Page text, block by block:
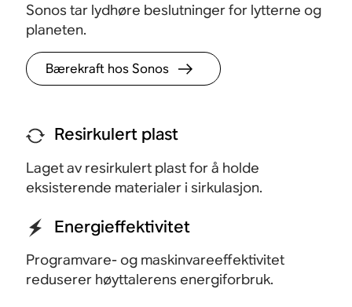
Trykk for å spille av, sette på pause, justere
volumet og gruppere rom.
Sonos tar lydhøre beslutninger for lytterne og
planeten.
Bærekraft hos Sonos
Resirkulert plast
Laget av resirkulert plast for å holde
eksisterende materialer i sirkulasjon.
Energieffektivitet
Programvare- og maskinvareeffektivitet
reduserer høyttalerens energiforbruk.